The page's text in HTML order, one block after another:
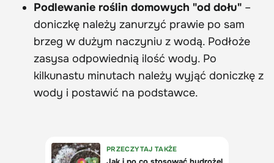
Podlewanie roślin domowych "od dołu" –
doniczkę należy zanurzyć prawie po sam
brzeg w dużym naczyniu z wodą. Podłoże
zasysa odpowiednią ilość wody. Po
kilkunastu minutach należy wyjąć doniczkę z
wody i postawić na podstawce.